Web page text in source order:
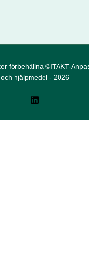
förbehållna ©ITAKT-
och hjälpmedel - 2026